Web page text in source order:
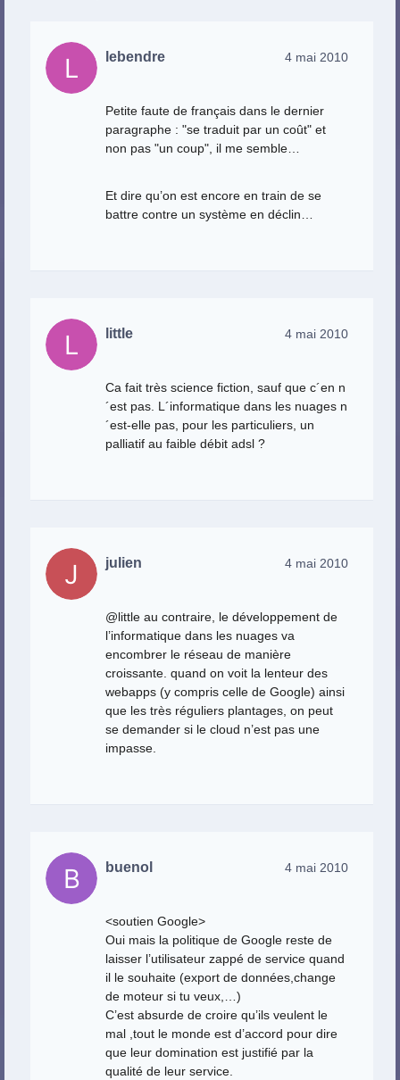
lebendre 4 mai 2010
Petite faute de français dans le dernier
paragraphe : "se traduit par un coût" et
non pas "un coup", il me semble…
Et dire qu’on est encore en train de se
battre contre un système en déclin…
little 4 mai 2010
Ca fait très science fiction, sauf que c´en n
´est pas. L´informatique dans les nuages n
´est-elle pas, pour les particuliers, un
palliatif au faible débit adsl ?
julien 4 mai 2010
@little au contraire, le développement de
l’informatique dans les nuages va
encombrer le réseau de manière
croissante. quand on voit la lenteur des
webapps (y compris celle de Google) ainsi
que les très réguliers plantages, on peut
se demander si le cloud n’est pas une
impasse.
buenol 4 mai 2010
<soutien Google>
Oui mais la politique de Google reste de
laisser l’utilisateur zappé de service quand
il le souhaite (export de données,change
de moteur si tu veux,…)
C’est absurde de croire qu’ils veulent le
mal ,tout le monde est d’accord pour dire
que leur domination est justifié par la
qualité de leur service.